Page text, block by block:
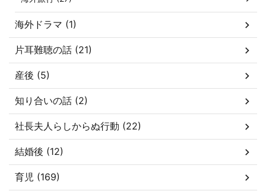
海外ドラマ (1)
片耳難聴の話 (21)
産後 (5)
知り合いの話 (2)
社長夫人らしからぬ行動 (22)
結婚後 (12)
育児 (169)